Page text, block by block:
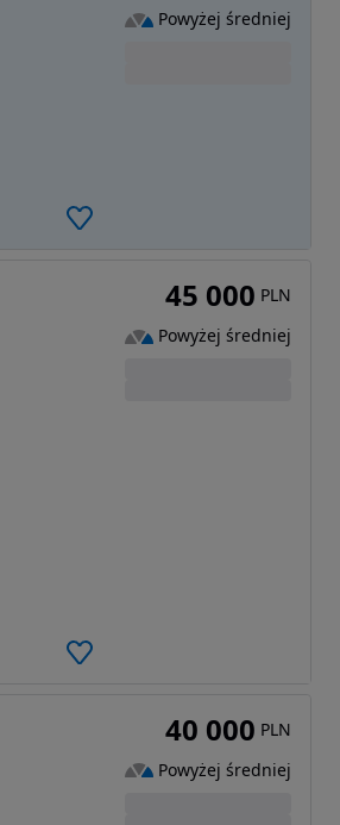
Powyżej średniej
45 000 PLN
Powyżej średniej
40 000 PLN
Powyżej średniej